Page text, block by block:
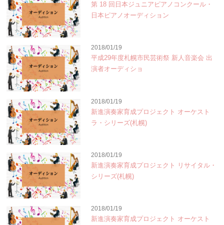
第 18 回日本ジュニアピアノコンクール・
日本ピアノオーディション
2018/01/19
平成29年度札幌市民芸術祭 新人音楽会 出
演者オーディショ
2018/01/19
新進演奏家育成プロジェクト オーケスト
ラ・シリーズ(札幌)
2018/01/19
新進演奏家育成プロジェクト リサイタル・
シリーズ(札幌)
2018/01/19
新進演奏家育成プロジェクト オーケスト